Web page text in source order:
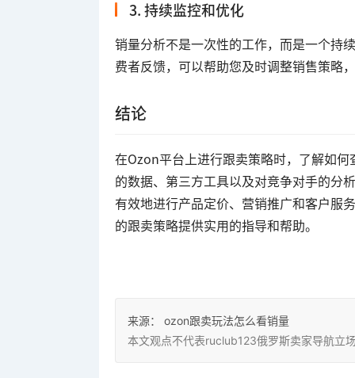
3. 持续监控和优化
销量分析不是一次性的工作，而是一个持
费者反馈，可以帮助您及时调整销售策略
结论
在Ozon平台上进行跟卖策略时，了解如
的数据、第三方工具以及对竞争对手的分
有效地进行产品定价、营销推广和客户服
的跟卖策略提供实用的指导和帮助。
来源：
ozon跟卖玩法怎么看销量
本文观点不代表ruclub123俄罗斯卖家导航立